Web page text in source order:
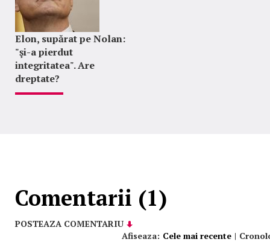
Elon, supărat pe Nolan:
"şi-a pierdut
integritatea". Are
dreptate?
Comentarii (1)
POSTEAZA COMENTARIU
Afiseaza: Cele mai recente |